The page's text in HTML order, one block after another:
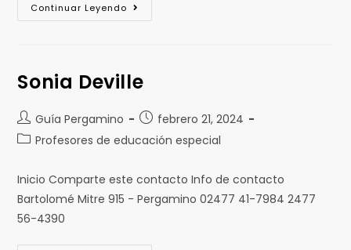
Continuar Leyendo
Sonia Deville
Guía Pergamino
febrero 21, 2024
Profesores de educación especial
Inicio Comparte este contacto Info de contacto
Bartolomé Mitre 915 - Pergamino 02477 41-7984 2477
56-4390